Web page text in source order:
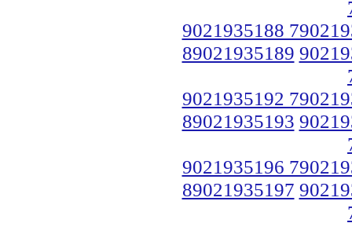
9021935188
89021935189
9021935192
89021935193
9021935196
89021935197